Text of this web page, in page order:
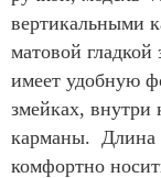
вертикальными
матовой
имеет удобную
змейках, внутри
карманы. Длина
комфортно